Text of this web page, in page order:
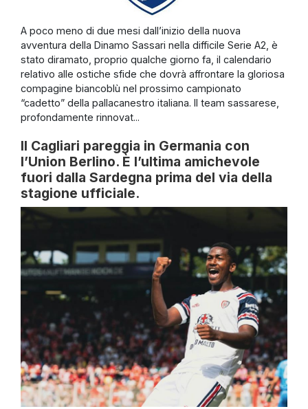
A poco meno di due mesi dall’inizio della nuova
avventura della Dinamo Sassari nella difficile Serie A2, è
stato diramato, proprio qualche giorno fa, il calendario
relativo alle ostiche sfide che dovrà affrontare la gloriosa
compagine biancoblù nel prossimo campionato
“cadetto” della pallacanestro italiana. Il team sassarese,
profondamente rinnovat...
Il Cagliari pareggia in Germania con
l’Union Berlino. È l’ultima amichevole
fuori dalla Sardegna prima del via della
stagione ufficiale.